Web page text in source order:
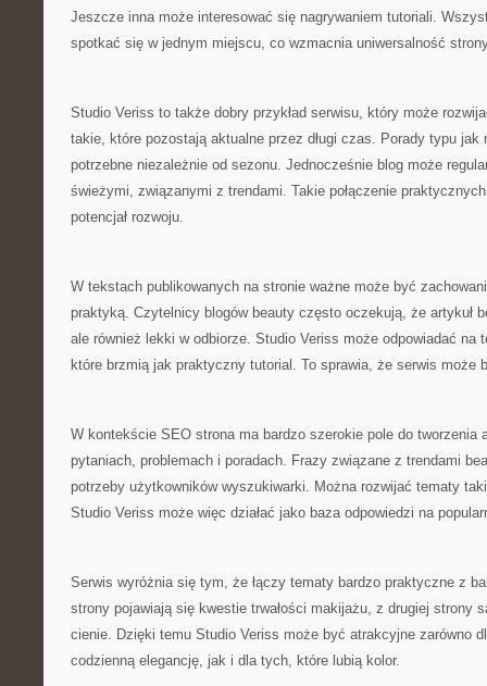
Jeszcze inna może interesować się nagrywaniem tutoriali.
spotkać się w jednym miejscu, co wzmacnia uniwersalność
Studio Veriss to także dobry przykład serwisu, który może
takie, które pozostają aktualne przez długi czas. Porady typu jak
potrzebne niezależnie od sezonu. Jednocześnie blog może
świeżymi, związanymi z trendami. Takie połączenie
potencjał rozwoju.
W tekstach publikowanych na stronie ważne może być
praktyką. Czytelnicy blogów beauty często oczekują, że artykuł
ale również lekki w odbiorze. Studio Veriss może odpowiadać na
które brzmią jak praktyczny tutorial. To sprawia, że serwis może
W kontekście SEO strona ma bardzo szerokie pole do tworzenia
pytaniach, problemach i poradach. Frazy związane z trendami
potrzeby użytkowników wyszukiwarki. Można rozwijać tematy
Studio Veriss może więc działać jako baza odpowiedzi na
Serwis wyróżnia się tym, że łączy tematy bardzo praktyczne z
strony pojawiają się kwestie trwałości makijażu, z drugiej strony
cienie. Dzięki temu Studio Veriss może być atrakcyjne zarówno
codzienną elegancję, jak i dla tych, które lubią kolor.